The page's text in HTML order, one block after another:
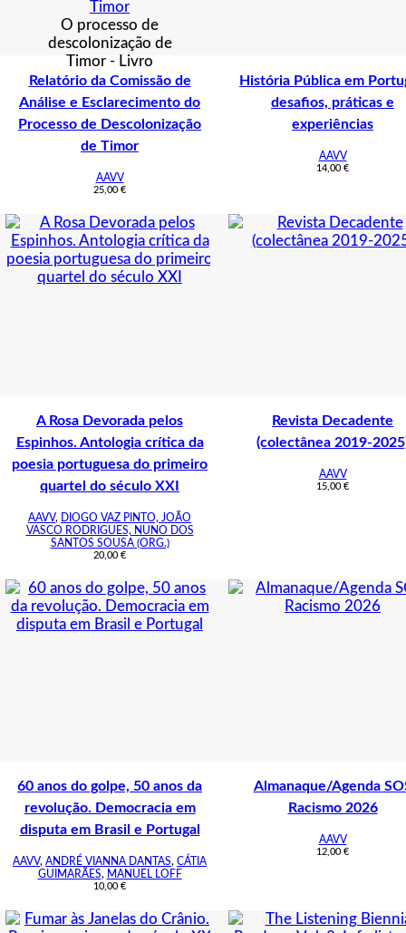
O processo de
descolonização de
Timor - Livro
Relatório da Comissão de
Análise e Esclarecimento do
Processo de Descolonização
de Timor
AAVV
25,00 €
História Pública em
desafios, práticas e
experiências
AAVV
14,00 €
A Rosa Devorada pelos
Espinhos. Antologia crítica da
poesia portuguesa do primeiro
quartel do século XXI
AAVV,
DIOGO VAZ PINTO, JOÃO
VASCO RODRIGUES, NUNO DOS
SANTOS SOUSA (ORG.)
20,00 €
Revista Decadente
(colectânea 2019-
AAVV
15,00 €
60 anos do golpe, 50 anos da
revolução. Democracia em
disputa em Brasil e Portugal
AAVV, ANDRÉ VIANNA DANTAS, CÁTIA
GUIMARÃES, MANUEL LOFF
10,00 €
Almanaque/Agenda
Racismo 2026
AAVV
12,00 €